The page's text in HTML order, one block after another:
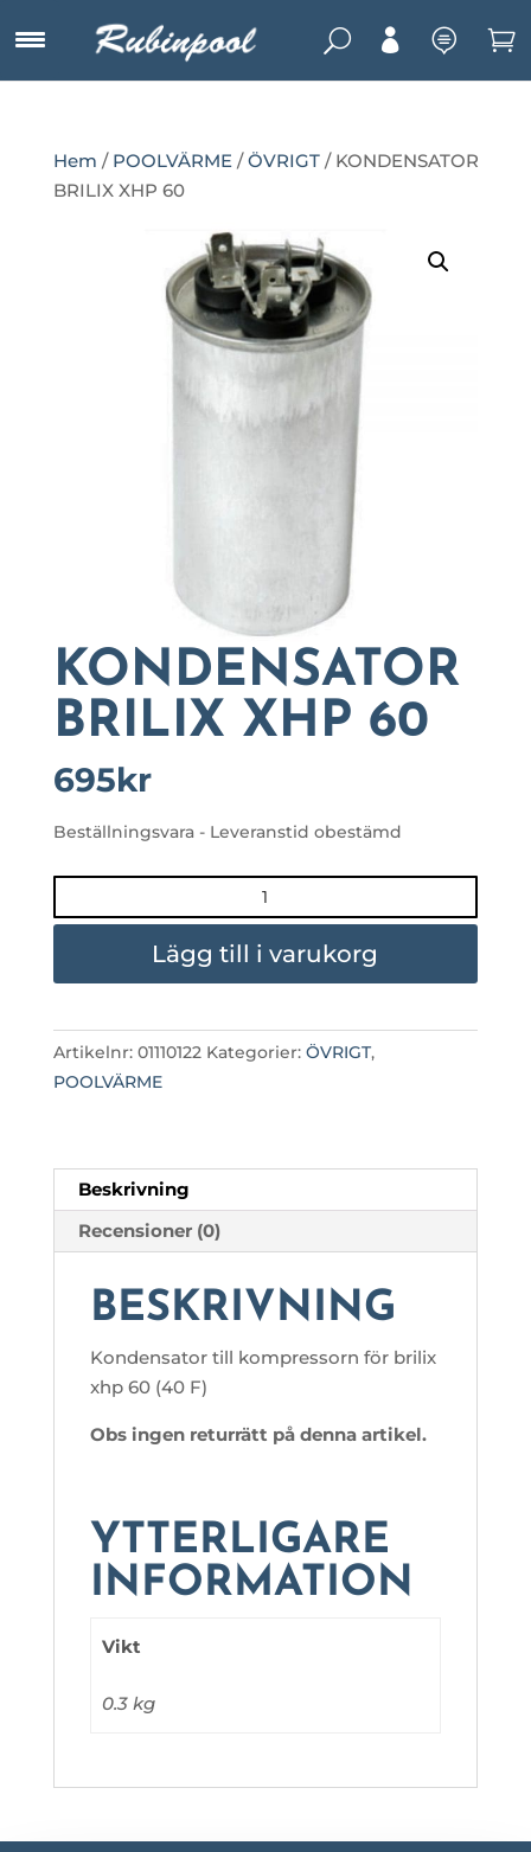
U   
Hem / POOLVÄRME/ÖVRIGT/ KONDENSATOR
BRILIX XHP 60
KONDENSATOR
BRILIX XHP 60
695kr
Beställningsvara - Leveranstid obestämd
BRILIX
60
Lägg till i varukorg
Artikelnr: 01110122 Kategorier: ÖVRIGT,
POOLVÄRME
Beskrivning
Recensioner (0)
BESKRIVNING
Kondensator till kompressorn för brilix
xhp 60 (40 F)
Obs ingen returrätt på denna artikel.
YTTERLIGARE
INFORMATION
Vikt
0.3 kg